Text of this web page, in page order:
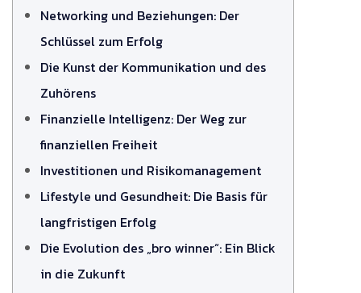
Networking und Beziehungen: Der
Schlüssel zum Erfolg
Die Kunst der Kommunikation und des
Zuhörens
Finanzielle Intelligenz: Der Weg zur
finanziellen Freiheit
Investitionen und Risikomanagement
Lifestyle und Gesundheit: Die Basis für
langfristigen Erfolg
Die Evolution des „bro winner“: Ein Blick
in die Zukunft